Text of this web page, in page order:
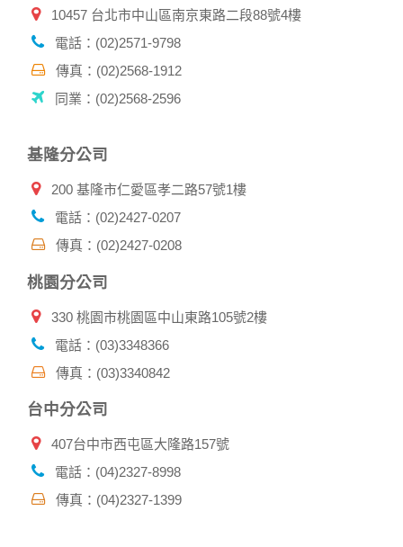
號、電子郵件、出生日期、性別、行業等相關資料，當您註冊
成功，並登入使用我們的服務後，本網站即取得您的資料。
其他除了上述，會保留您在上網瀏覽或查詢時，伺服器自行產
生的相關記錄，包括您使用連線設備的 IP 位址、使用時間、使
的瀏覽器予以標示，歸納使用者瀏覽器在本網站內部所瀏覽的
商，或與連結本網站，也可能蒐集您個人的資料。對於您主動
保護政策，其資料處理措施不適用本網站隱私權保護政策，本
公司不負任何連帶責任。
或電子郵件給您。本公司除了在該資料或電子郵件上註明是由
收這些資料或電子郵件的方法及說明。
資料使用:
本公司不會向任何人出售或出借您的個人識別資料。
資料：
違反本公司旗下網站的會員條款或產品、服務的特定使用指
2.為了保護使用者個人隱私，我們無法為您查詢其他使用者的
帳號資料。若您有相關法律上問題需查閱他人資料時，請務必
有相關資料，以協助調查及破案！
10457 台北市中山區南京東路二段88號4樓
電話：(02)2571-9798
傳真：(02)2568-1912
同業：(02)2568-2596
基隆分公司
200 基隆市仁愛區孝二路57號1樓
電話：(02)2427-0207
傳真：(02)2427-0208
桃園分公司
330 桃園市桃園區中山東路105號2樓
電話：(03)3348366
傳真：(03)3340842
台中分公司
407台中市西屯區大隆路157號
電話：(04)2327-8998
傳真：(04)2327-1399